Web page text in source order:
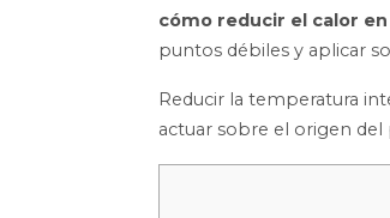
cómo reducir el calor
puntos débiles y aplicar
Reducir la temperatura
actuar sobre el origen